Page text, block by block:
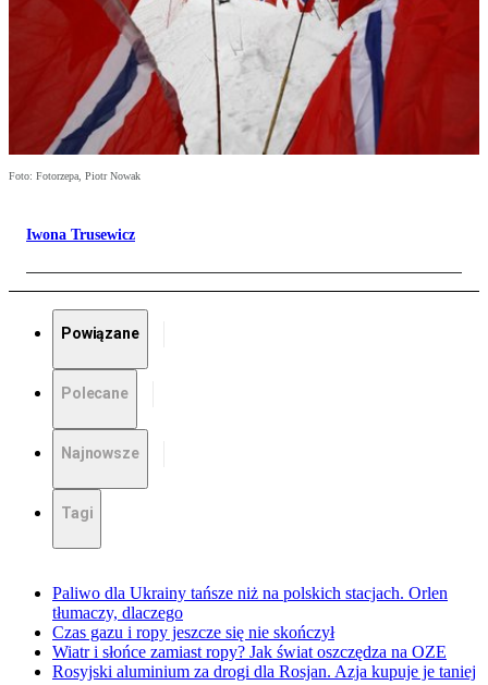
Foto: Fotorzepa, Piotr Nowak
Iwona Trusewicz
Powiązane
Polecane
Najnowsze
Tagi
Paliwo dla Ukrainy tańsze niż na polskich stacjach. Orlen
tłumaczy, dlaczego
Czas gazu i ropy jeszcze się nie skończył
Wiatr i słońce zamiast ropy? Jak świat oszczędza na OZE
Rosyjski aluminium za drogi dla Rosjan. Azja kupuje je taniej